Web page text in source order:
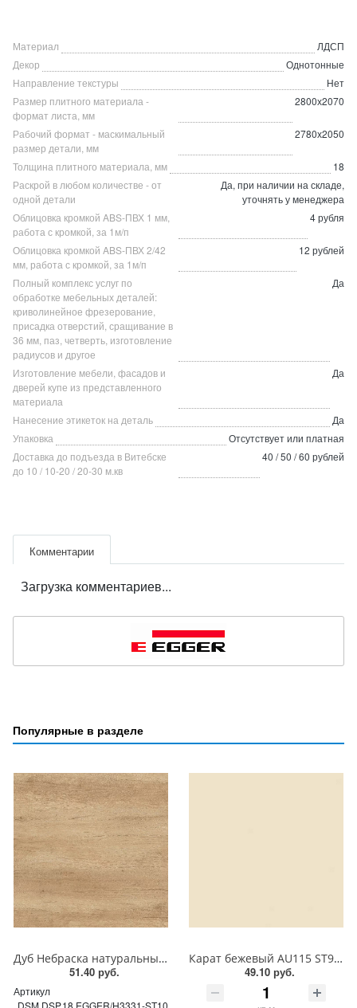
Материал
ЛДСП
Декор
Однотонные
Направление текстуры
Нет
Размер плитного материала -
формат листа, мм
2800х2070
Рабочий формат - маскимальный
размер детали, мм
2780х2050
Толщина плитного материала, мм
18
Раскрой в любом количестве - от
одной детали
Да, при наличии на складе,
уточнять у менеджера
Облицовка кромкой ABS-ПВХ 1 мм,
работа с кромкой, за 1м/п
4 рубля
Облицовка кромкой ABS-ПВХ 2/42
мм, работа с кромкой, за 1м/п
12 рублей
Полный комплекс услуг по
обработке мебельных деталей:
криволинейное фрезерование,
присадка отверстий, сращивание в
36 мм, паз, четверть, изготовление
радиусов и другое
Да
Изготовление мебели, фасадов и
дверей купе из представленного
материала
Да
Нанесение этикеток на деталь
Да
Упаковка
Отсутствует или платная
Доставка до подъезда в Витебске
до 10 / 10-20 / 20-30 м.кв
40 / 50 / 60 рублей
Комментарии
Загрузка комментариев...
Популярные в разделе
Дуб Небраска натуральный H3331 ST10 EGGER ЛДСП 18 мм
51.40 руб.
Артикул
DSM.DSP.18.EGGER/H3331-ST10
Карат бежевый AU115 ST9 EGGER ЛДСП 18 мм
49.10 руб.